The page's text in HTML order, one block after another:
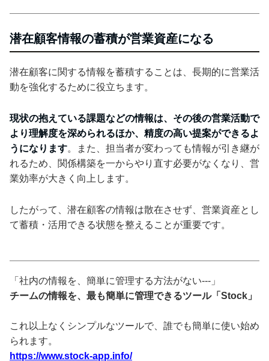
潜在顧客情報の蓄積が営業資産になる
潜在顧客に関する情報を蓄積することは、長期的に営業活
動を強化するために役立ちます。
現状の抱えている課題などの情報は、その後の営業活動で
より理解度を深められるほか、精度の高い提案ができるよ
うになります。また、担当者が変わっても情報が引き継が
れるため、関係構築を一からやり直す必要がなくなり、営
業効率が大きく向上します。
したがって、潜在顧客の情報は散在させず、営業資産とし
て蓄積・活用できる状態を整えることが重要です。
「社内の情報を、簡単に管理する方法がない---」
チームの情報を、最も簡単に管理できるツール「Stock」
これ以上なくシンプルなツールで、誰でも簡単に使い始め
られます。
https://www.stock-app.info/